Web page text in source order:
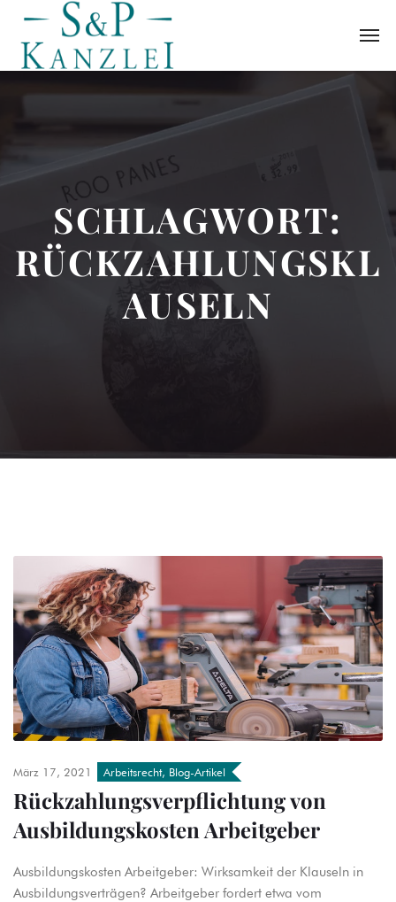
SCHLAGWORT:
RÜCKZAHLUNGSKL
AUSELN
März 17, 2021 Arbeitsrecht, Blog-Artikel
Rückzahlungsverpflichtung von
Ausbildungskosten Arbeitgeber
Ausbildungskosten Arbeitgeber: Wirksamkeit der Klauseln in
Ausbildungsverträgen? Arbeitgeber fordert etwa vom